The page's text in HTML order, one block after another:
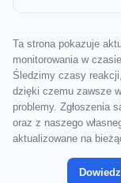
Ta strona pokazuje
monitorowania w
Śledzimy czasy
dzięki czemu zawsze
problemy. Zgłoszenia
oraz z naszego
aktualizowane na